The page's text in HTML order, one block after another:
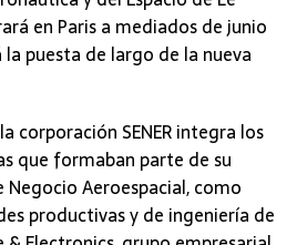
en Paris a mediados de junio
la puesta de largo de la nueva
corporación SENER integra los
que formaban parte de su
Aeroespacial, como
productivas y de ingeniería de